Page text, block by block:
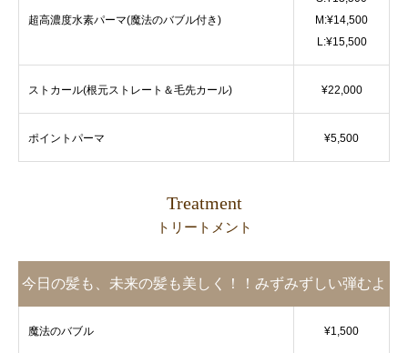
超高濃度水素パーマ(魔法のバブル付き)
M:¥14,500
L:¥15,500
ストカール(根元ストレート＆毛先カール) ¥22,000
ポイントパーマ ¥5,500
Treatment
トリートメント
今日の髪も、未来の髪も美しく！！みずみずしい弾むよ
魔法のバブル ¥1,500